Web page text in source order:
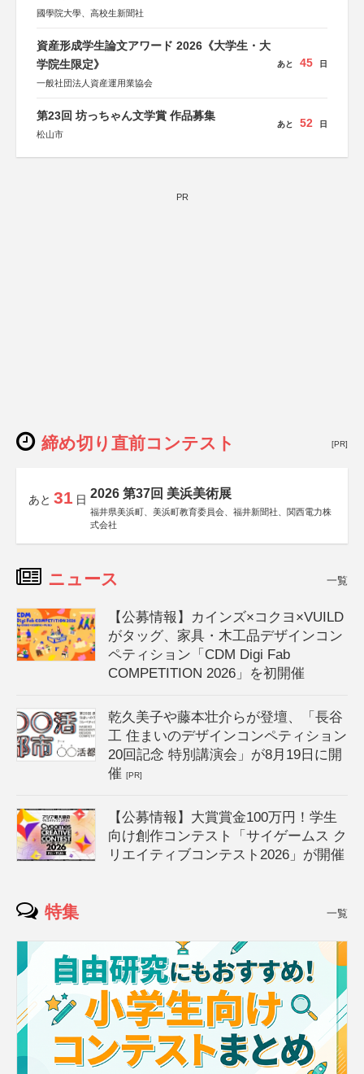
國學院大學、高校生新聞社
資産形成学生論文アワード 2026《大学生・大
学院生限定》
一般社団法人資産運用業協会
あと 45 日
第23回 坊っちゃん文学賞 作品募集
松山市
あと 52 日
PR
締め切り直前コンテスト [PR]
あと 31 日 2026 第37回 美浜美術展
福井県美浜町、美浜町教育委員会、福井新聞社、関西電力株
式会社
ニュース 一覧
【公募情報】カインズ×コクヨ×VUILD
がタッグ、家具・木工品デザインコン
ペティション「CDM Digi Fab
COMPETITION 2026」を初開催
乾久美子や藤本壮介らが登壇、「長谷
工 住まいのデザインコンペティション
20回記念 特別講演会」が8月19日に開
催[PR]
【公募情報】大賞賞金100万円！学生
向け創作コンテスト「サイゲームス ク
リエイティブコンテスト2026」が開催
特集 一覧